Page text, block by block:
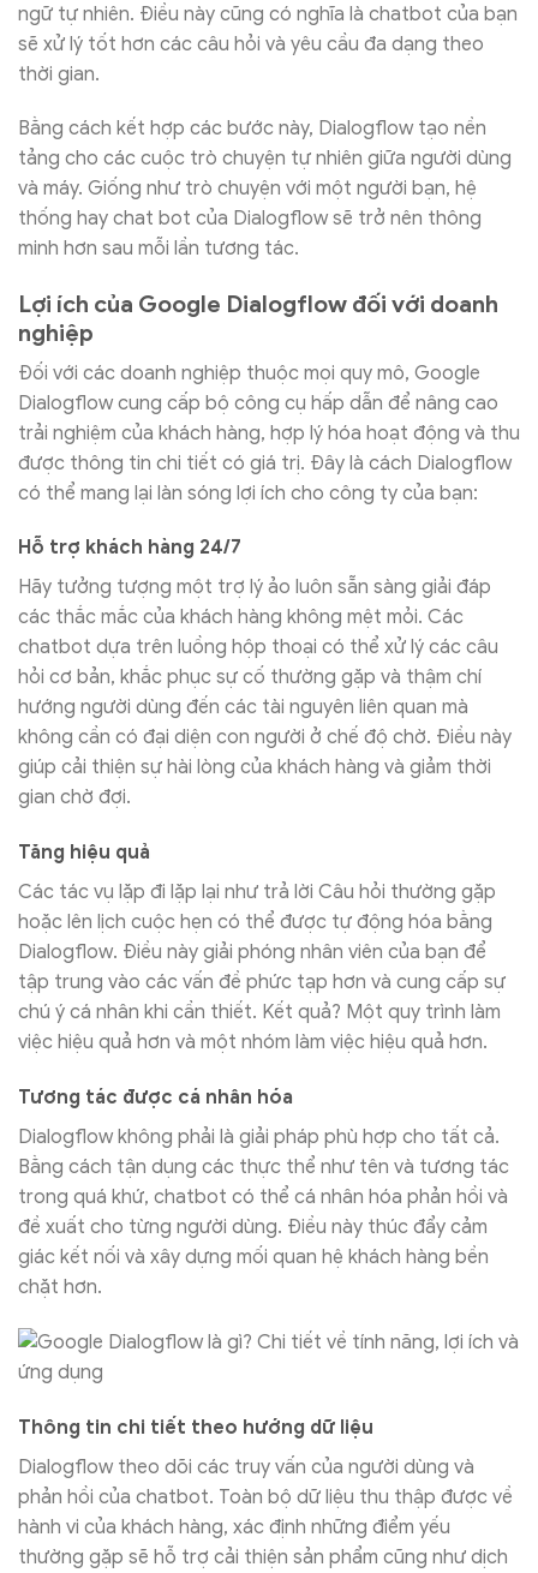
ngữ tự nhiên. Điều này cũng có nghĩa là chatbot của bạn
sẽ xử lý tốt hơn các câu hỏi và yêu cầu đa dạng theo
thời gian.
Bằng cách kết hợp các bước này, Dialogflow tạo nền
tảng cho các cuộc trò chuyện tự nhiên giữa người dùng
và máy. Giống như trò chuyện với một người bạn, hệ
thống hay chat bot của Dialogflow sẽ trở nên thông
minh hơn sau mỗi lần tương tác.
Lợi ích của Google Dialogflow đối với doanh
nghiệp
Đối với các doanh nghiệp thuộc mọi quy mô, Google
Dialogflow cung cấp bộ công cụ hấp dẫn để nâng cao
trải nghiệm của khách hàng, hợp lý hóa hoạt động và thu
được thông tin chi tiết có giá trị. Đây là cách Dialogflow
có thể mang lại làn sóng lợi ích cho công ty của bạn:
Hỗ trợ khách hàng 24/7
Hãy tưởng tượng một trợ lý ảo luôn sẵn sàng giải đáp
các thắc mắc của khách hàng không mệt mỏi. Các
chatbot dựa trên luồng hộp thoại có thể xử lý các câu
hỏi cơ bản, khắc phục sự cố thường gặp và thậm chí
hướng người dùng đến các tài nguyên liên quan mà
không cần có đại diện con người ở chế độ chờ. Điều này
giúp cải thiện sự hài lòng của khách hàng và giảm thời
gian chờ đợi.
Tăng hiệu quả
Các tác vụ lặp đi lặp lại như trả lời Câu hỏi thường gặp
hoặc lên lịch cuộc hẹn có thể được tự động hóa bằng
Dialogflow. Điều này giải phóng nhân viên của bạn để
tập trung vào các vấn đề phức tạp hơn và cung cấp sự
chú ý cá nhân khi cần thiết. Kết quả? Một quy trình làm
việc hiệu quả hơn và một nhóm làm việc hiệu quả hơn.
Tương tác được cá nhân hóa
Dialogflow không phải là giải pháp phù hợp cho tất cả.
Bằng cách tận dụng các thực thể như tên và tương tác
trong quá khứ, chatbot có thể cá nhân hóa phản hồi và
đề xuất cho từng người dùng. Điều này thúc đẩy cảm
giác kết nối và xây dựng mối quan hệ khách hàng bền
chặt hơn.
Thông tin chi tiết theo hướng dữ liệu
Dialogflow theo dõi các truy vấn của người dùng và
phản hồi của chatbot. Toàn bộ dữ liệu thu thập được về
hành vi của khách hàng, xác định những điểm yếu
thường gặp sẽ hỗ trợ cải thiện sản phẩm cũng như dịch